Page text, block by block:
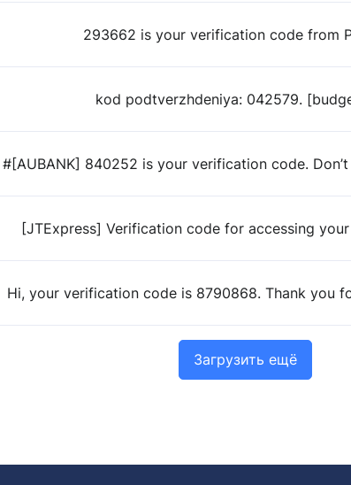
293662 is your verification code from
kod podtverzhdeniya: 042579.
#[AUBANK] 840252 is your verification code.
[JTExpress] Verification code for accessing
Hi, your verification code is 8790868. Thank you
Загрузить ещё